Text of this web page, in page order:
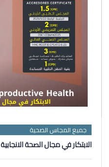
جميع المجاس الصحية
الابتكار في مجال الصحة الانجابية